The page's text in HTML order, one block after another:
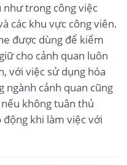
như trong công việc
các khu vực công viên.
được dùng để kiểm
cho cảnh quan luôn
với việc sử dụng hóa
ngành cảnh quan cũng
không tuân thủ
khi làm việc với